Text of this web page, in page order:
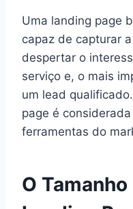
Uma landing page
capaz de capturar
despertar o
serviço e, o mais
um lead
page é
ferramentas do
O